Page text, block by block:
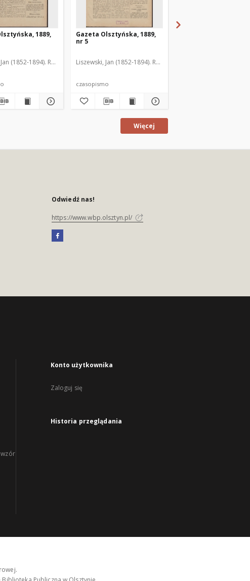
1889,
(1852-1894). Red.
Gazeta Olsztyńska, 1889,
nr 5
Liszewski, Jan (1852-1894). Red.
czasopismo
Więcej
Odwiedź nas!
https://www.wbp.olsztyn.pl/
wzór
Konto użytkownika
Zaloguj się
Historia przeglądania